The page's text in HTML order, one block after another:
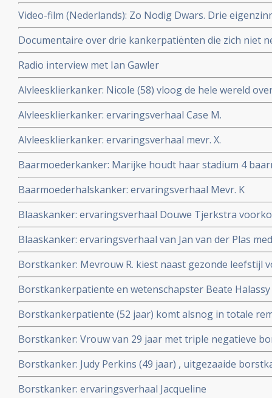
Video-film (Nederlands): Zo Nodig Dwars. Drie
genezing van kanker.
Documentaire over drie kankerpatiënten die zich niet
ongeneeslijk te zijn.
Radio interview met Ian Gawler
Alvleesklierkanker: Nicole (58) vloog de hele wereld
maar dan een stukje hoger
Alvleesklierkanker: ervaringsverhaal Case M.
Alvleesklierkanker: ervaringsverhaal mevr. X.
Baarmoederkanker: Marijke houdt haar stadium 4
controle met eigen samengesteld behandelplan van
Baarmoederhalskanker: ervaringsverhaal Mevr. K
Blaaskanker: ervaringsverhaal Douwe Tjerkstra
van blaaskanker met BCG en Zhuli Take Forte
Blaaskanker: ervaringsverhaal van Jan van der Plas
Waterloop
Borstkanker: Mevrouw R. kiest naast gezonde leefstijl
SRT met Ultra Sound plus immuuntherapie met
voorbehandelde met alleen in sacrale
Weber Medical Duitsland
Borstkankerpatiente en wetenschapster Beate
laboratorium twee oncolytische virussen en
2020. copy 1
Borstkankerpatiente (52 jaar) komt alsnog in totale
hoge dosis vitamine C na drie keer recidief ondanks
chemotherapie.
Borstkanker: Vrouw van 29 jaar met triple negatieve
complete remissie door aanvullend op chemo
(kytogeen dieet), hyperthermie en hyperbare
Borstkanker: Judy Perkins (49 jaar) , uitgezaaide
gepersonaliseerde vorm van immuuntherapie in een
maanden.
Borstkanker: ervaringsverhaal Jacqueline